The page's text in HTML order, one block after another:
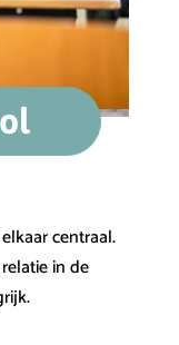
centraal.
in de